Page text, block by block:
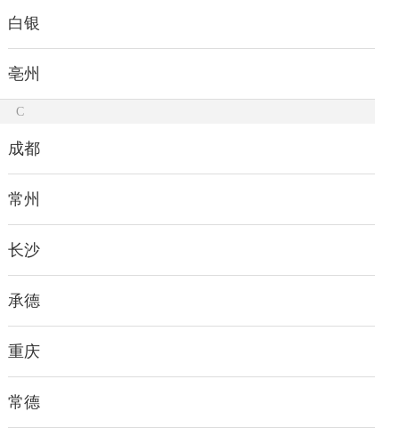
白银
亳州
C
成都
常州
长沙
承德
重庆
常德